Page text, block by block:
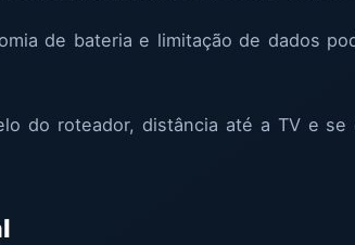
de bateria e limitação de dados
do roteador, distância até a TV e